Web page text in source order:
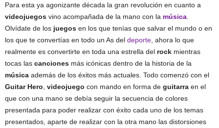
Para esta ya agonizante década la gran revolución en cuanto a
videojuegos vino acompañada de la mano con la música
Olvídate de los juegos en los que tenías que salvar el mundo o en
los que te convertías en todo un As del deporte , ahora lo que
realmente es convertirte en toda una estrella del rock mientras
tocas las canciones más icónicas dentro de la historia de la
música además de los éxitos más actuales. Todo comenzó con el
Guitar Hero videojuego con mando en forma de guitarra en el
que con una mano se debía seguir la secuencia de colores
presentada para poder realizar con éxito cada uno de los temas
presentados, aparte de realizar con la otra mano las distorsiones